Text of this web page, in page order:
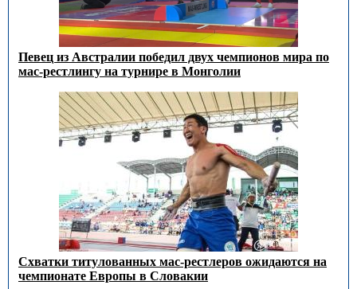
Певец из Австралии победил двух чемпионов мира по
мас-рестлингу на турнире в Монголии
Схватки титулованных мас-рестлеров ожидаются на
чемпионате Европы в Словакии